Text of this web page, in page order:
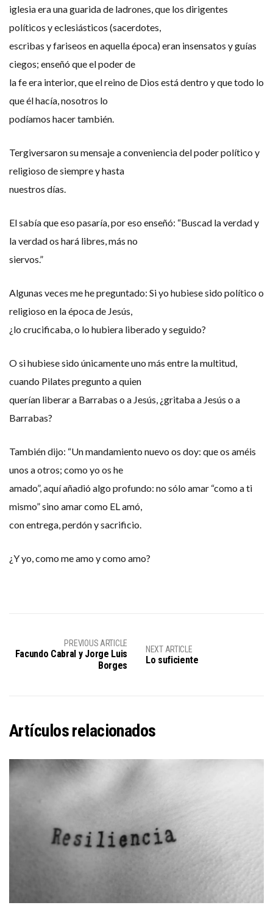
iglesia era una guarida de ladrones, que los dirigentes
políticos y eclesiásticos (sacerdotes,
escribas y fariseos en aquella época) eran insensatos y guías
ciegos; enseñó que el poder de
la fe era interior, que el reino de Dios está dentro y que todo lo
que él hacía, nosotros lo
podíamos hacer también.
Tergiversaron su mensaje a conveniencia del poder político y
religioso de siempre y hasta
nuestros días.
El sabía que eso pasaría, por eso enseñó: “Buscad la verdad y
la verdad os hará libres, más no
siervos.”
Algunas veces me he preguntado: Si yo hubiese sido político o
religioso en la época de Jesús,
¿lo crucificaba, o lo hubiera liberado y seguido?
O si hubiese sido únicamente uno más entre la multitud,
cuando Pilates pregunto a quien
querían liberar a Barrabas o a Jesús, ¿gritaba a Jesús o a
Barrabas?
También dijo: “Un mandamiento nuevo os doy: que os améis
unos a otros; como yo os he
amado”, aquí añadió algo profundo: no sólo amar “como a ti
mismo” sino amar como EL amó,
con entrega, perdón y sacrificio.
¿Y yo, como me amo y como amo?
PREVIOUS ARTICLE
Facundo Cabral y Jorge Luis
Borges
NEXT ARTICLE
Lo suficiente
Artículos relacionados